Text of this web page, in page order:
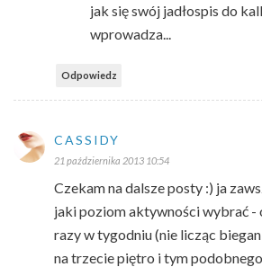
jak się swój jadłospis do
wprowadza...
Odpowiedz
CASSIDY
21 października 2013 10:54
Czekam na dalsze posty :) ja
jaki poziom aktywności wybrać -
razy w tygodniu (nie licząc
na trzecie piętro i tym